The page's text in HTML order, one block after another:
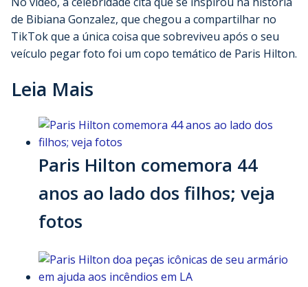
de Bibiana Gonzalez, que chegou a compartilhar no
TikTok que a única coisa que sobreviveu após o seu
veículo pegar foto foi um copo temático de Paris Hilton.
Leia Mais
Paris Hilton comemora 44
anos ao lado dos filhos; veja
fotos